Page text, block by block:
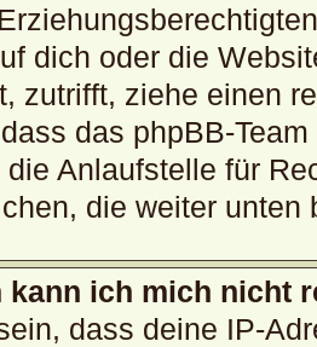
dich oder die
zutrifft, ziehe einen
das phpBB-
die Anlaufstelle für
die weiter unten
kann ich mich nicht
dass deine IP-